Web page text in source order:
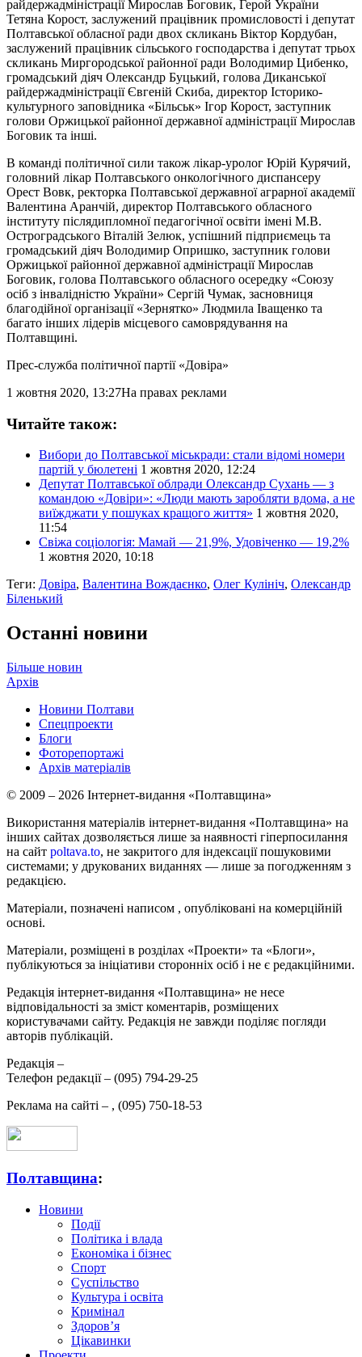
райдержадміністрації Мирослав Боговик, Герой України
Тетяна Корост, заслужений працівник промисловості і депутат
Полтавської обласної ради двох скликань Віктор Кордубан,
заслужений працівник сільського господарства і депутат трьох
скликань Миргородської районної ради Володимир Цибенко,
громадський діяч Олександр Буцький, голова Диканської
райдержадміністрації Євгеній Скиба, директор Історико-
культурного заповідника «Більськ» Ігор Корост, заступник
голови Оржицької районної державної адміністрації Мирослав
Боговик та інші.
В команді політичної сили також лікар-уролог Юрій Курячий,
головний лікар Полтавського онкологічного диспансеру
Орест Вовк, ректорка Полтавської державної аграрної академії
Валентина Аранчій, директор Полтавського обласного
інституту післядипломної педагогічної освіти імені М.В.
Остроградського Віталій Зелюк, успішний підприємець та
громадський діяч Володимир Опришко, заступник голови
Оржицької районної державної адміністрації Мирослав
Боговик, голова Полтавського обласного осередку «Союзу
осіб з інвалідністю України» Сергій Чумак, засновниця
благодійної організації «Зернятко» Людмила Іващенко та
багато інших лідерів місцевого самоврядування на
Полтавщині.
Прес-служба політичної партії «Довіра»
1 жовтня 2020, 13:27На правах реклами
Читайте також:
Вибори до Полтавської міськради: стали відомі номери
партій у бюлетені 1 жовтня 2020, 12:24
Депутат Полтавської облради Олександр Сухань — з
командою «Довіри»: «Люди мають заробляти вдома, а не
виїжджати у пошуках кращого життя» 1 жовтня 2020,
11:54
Свіжа соціологія: Мамай — 21,9%, Удовіченко — 19,2%
1 жовтня 2020, 10:18
Теги: Довіра, Валентина Вождаєнко, Олег Кулініч, Олександр
Біленький
Останні новини
Більше новин
Архів
Новини Полтави
Спецпроекти
Блоги
Фоторепортажі
Архів матеріалів
© 2009 – 2026 Інтернет-видання «Полтавщина»
Використання матеріалів інтернет-видання «Полтавщина» на
інших сайтах дозволяється лише за наявності гіперпосилання
на сайт poltava.to, не закритого для індексації пошуковими
системами; у друкованих виданнях — лише за погодженням з
редакцією.
Матеріали, позначені написом , опубліковані на комерційній
основі.
Матеріали, розміщені в розділах «Проекти» та «Блоги»,
публікуються за ініціативи сторонніх осіб і не є редакційними.
Редакція інтернет-видання «Полтавщина» не несе
відповідальності за зміст коментарів, розміщених
користувачами сайту. Редакція не завжди поділяє погляди
авторів публікацій.
Редакція –
Телефон редакції – (095) 794-29-25
Реклама на сайті – , (095) 750-18-53
Полтавщина:
Новини
Події
Політика і влада
Економіка і бізнес
Спорт
Суспільство
Культура і освіта
Кримінал
Здоров’я
Цікавинки